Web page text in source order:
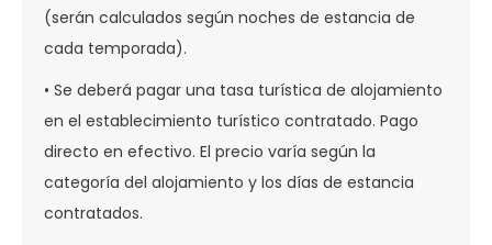
(serán calculados según noches de estancia de
cada temporada).
• Se deberá pagar una tasa turística de alojamiento
en el establecimiento turístico contratado. Pago
directo en efectivo. El precio varía según la
categoría del alojamiento y los días de estancia
contratados.